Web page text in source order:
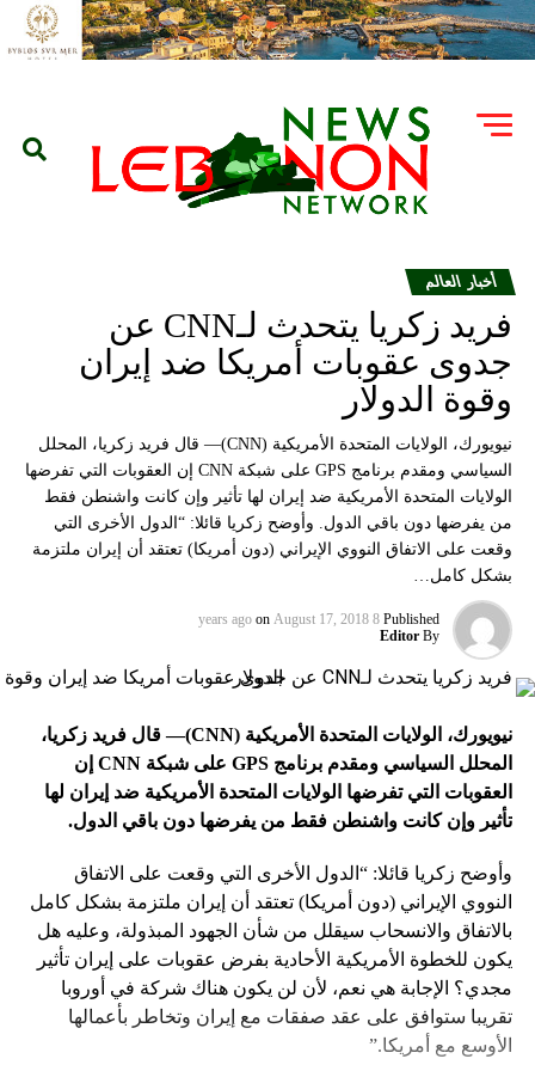
أخبار العالم
فريد زكريا يتحدث لـCNN عن
جدوى عقوبات أمريكا ضد إيران
وقوة الدولار
نيويورك، الولايات المتحدة الأمريكية (CNN)— قال فريد زكريا، المحلل
السياسي ومقدم برنامج GPS على شبكة CNN إن العقوبات التي تفرضها
الولايات المتحدة الأمريكية ضد إيران لها تأثير وإن كانت واشنطن فقط
من يفرضها دون باقي الدول. وأوضح زكريا قائلا: “الدول الأخرى التي
وقعت على الاتفاق النووي الإيراني (دون أمريكا) تعتقد أن إيران ملتزمة
بشكل كامل…
Published
8 years ago
on August 17, 2018
By
Editor
نيويورك، الولايات المتحدة الأمريكية (CNN)
— قال فريد زكريا،
المحلل السياسي ومقدم برنامج GPSعلى شبكة CNNإن
العقوبات التي تفرضها الولايات المتحدة الأمريكية ضد إيران لها
تأثير وإن كانت واشنطن فقط من يفرضها دون باقي الدول.
وأوضح زكريا قائلا: “الدول الأخرى التي وقعت على الاتفاق
النووي الإيراني (دون أمريكا) تعتقد أن إيران ملتزمة بشكل كامل
بالاتفاق والانسحاب سيقلل من شأن الجهود المبذولة، وعليه هل
يكون للخطوة الأمريكية الأحادية بفرض عقوبات على إيران تأثير
مجدي؟ الإجابة هي نعم، لأن لن يكون هناك شركة في أوروبا
تقريبا ستوافق على عقد صفقات مع إيران وتخاطر بأعمالها
الأوسع مع أمريكا.”